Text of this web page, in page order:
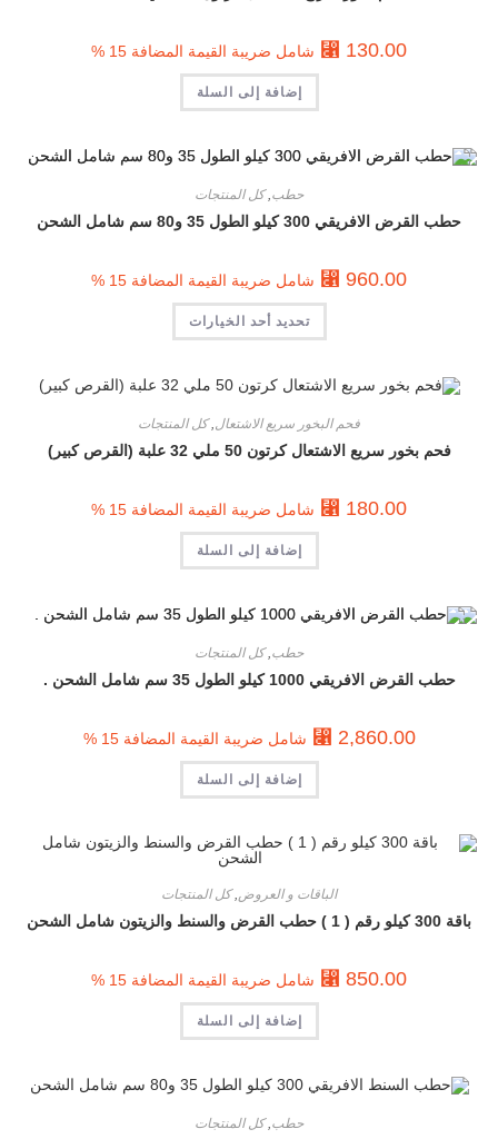
⃁ 130.00 شامل ضريبة القيمة المضافة 15 %
إضافة إلى السلة
حطب,كل المنتجات
حطب القرض الافريقي 300 كيلو الطول 35 و80 سم شامل الشحن
⃁ 960.00 شامل ضريبة القيمة المضافة 15 %
تحديد أحد الخيارات
فحم البخور سريع الاشتعال,كل المنتجات
فحم بخور سريع الاشتعال كرتون 50 ملي 32 علبة (القرص كبير)
⃁ 180.00 شامل ضريبة القيمة المضافة 15 %
إضافة إلى السلة
حطب,كل المنتجات
حطب القرض الافريقي 1000 كيلو الطول 35 سم شامل الشحن .
⃁ 2,860.00 شامل ضريبة القيمة المضافة 15 %
إضافة إلى السلة
الباقات و العروض,كل المنتجات
باقة 300 كيلو رقم ( 1 ) حطب القرض والسنط والزيتون شامل الشحن
⃁ 850.00 شامل ضريبة القيمة المضافة 15 %
إضافة إلى السلة
حطب,كل المنتجات